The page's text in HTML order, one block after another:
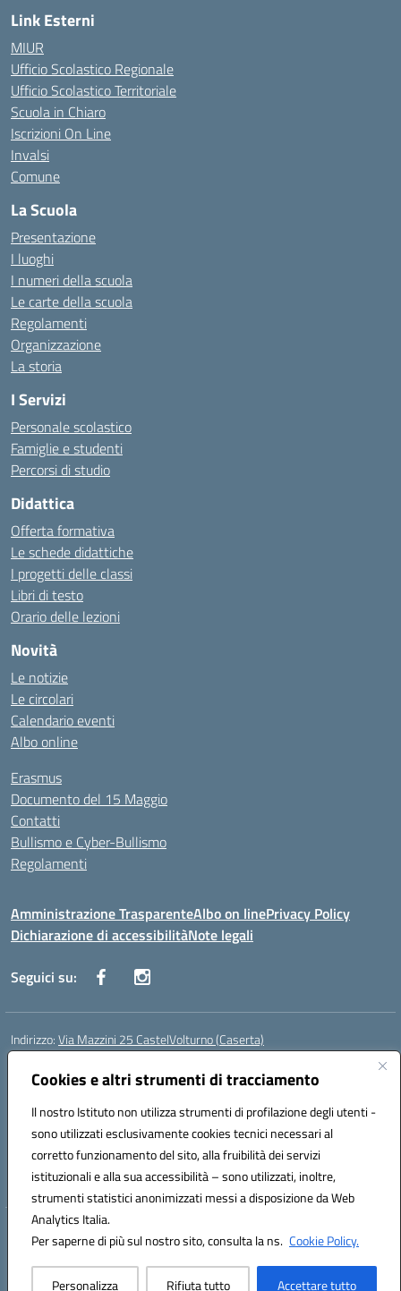
Cookies e altri strumenti di tracciamento
Il nostro Istituto non utilizza strumenti di profilazione degli utenti -
sono utilizzati esclusivamente cookies tecnici necessari al
corretto funzionamento del sito, alla fruibilità dei servizi
istituzionali e alla sua accessibilità – sono utilizzati, inoltre,
strumenti statistici anonimizzati messi a disposizione da Web
Analytics Italia.
Per saperne di più sul nostro sito, consulta la ns. Cookie Policy.
Personalizza Rifiuta tutto Accettare tutto
Link Esterni
MIUR
Ufficio Scolastico Regionale
Ufficio Scolastico Territoriale
Scuola in Chiaro
Iscrizioni On Line
Invalsi
Comune
La Scuola
Presentazione
I luoghi
I numeri della scuola
Le carte della scuola
Regolamenti
Organizzazione
La storia
I Servizi
Personale scolastico
Famiglie e studenti
Percorsi di studio
Didattica
Offerta formativa
Le schede didattiche
I progetti delle classi
Libri di testo
Orario delle lezioni
Novità
Le notizie
Le circolari
Calendario eventi
Albo online
Erasmus
Documento del 15 Maggio
Contatti
Bullismo e Cyber-Bullismo
Regolamenti
Amministrazione TrasparenteAlbo on linePrivacy Policy
Dichiarazione di accessibilitàNote legali
Seguici su:
Indirizzo:Via Mazzini 25 CastelVolturno (Caserta)
Centralino:
Posta elettronica certificata (PEC):ceis014005@pec.istruzione.it
Codice fiscale: 93063510619
Codice meccanografico:CEIS014005
Codice Indice delle Pubbliche Amministrazioni (IPA): istsc_ceis014005
Codice unico di fatturazione (CUF): UOU8EW
Hosting & Powered by 3D Solution S.r.l.
Concept & Design by Designers Italia